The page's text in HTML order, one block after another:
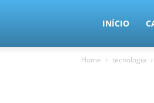
MundoTec
INÍCIO
Home tecnologia